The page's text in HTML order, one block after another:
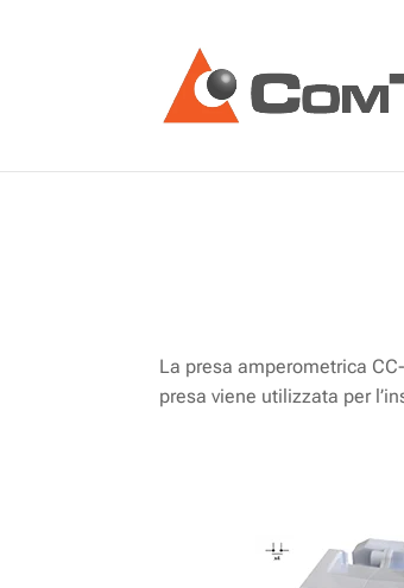
La presa amperometrica
presa viene utilizzata per